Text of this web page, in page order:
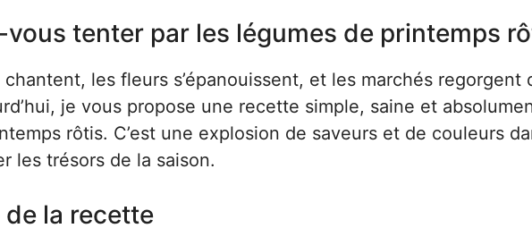
tenter par les légumes de printemps
les fleurs s’épanouissent, et les marchés regorgent
je vous propose une recette simple, saine et
rôtis. C’est une explosion de saveurs et de couleurs
les trésors de la saison.
la recette